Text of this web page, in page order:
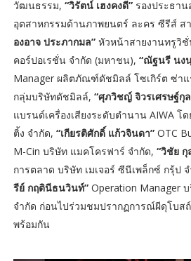
วัฒนธรรม, “วิรัตน์ เฮงคงดี” รองประธา
อุตสาหกรรมด้านภาพยนตร์ ละคร ซีรีส์ ส
องอาจ ประภากมล”หัวหน้าสายงานทรูวิชั่
คอร์ปอเรชั่น จำกัด (มหาชน), “ณัฐนรี นง
Manager ผลิตภัณฑ์ดัชมิลล์ โซเกิร์ต ซ่า
กลุ่มบริษัทดัชมิลล์, “ศุภวิชญ์ จิวรเศรษฐ์กุ
แบรนด์เครื่องเสียงระดับตำนาน AIWA โ
ติ้ง จำกัด, “เกียรติศักดิ์ แก้วจินดา” OTC
M-Cin บริษัท แมคโครฟาร์ จำกัด, “วิชัย
การตลาด บริษัท เมเจอร์ ซีนีเพล็กซ์ กรุ้ป
รีย์ กฤตินีธนวินท์”Operation Manager
จำกัด ก่อนไปร่วมชมปรากฏการณ์ผีดุโบส
พร้อมกัน